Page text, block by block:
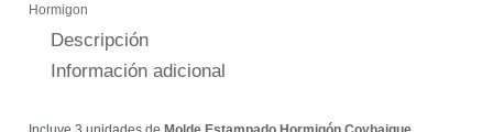
Hormigon
Descripción
Información adicional